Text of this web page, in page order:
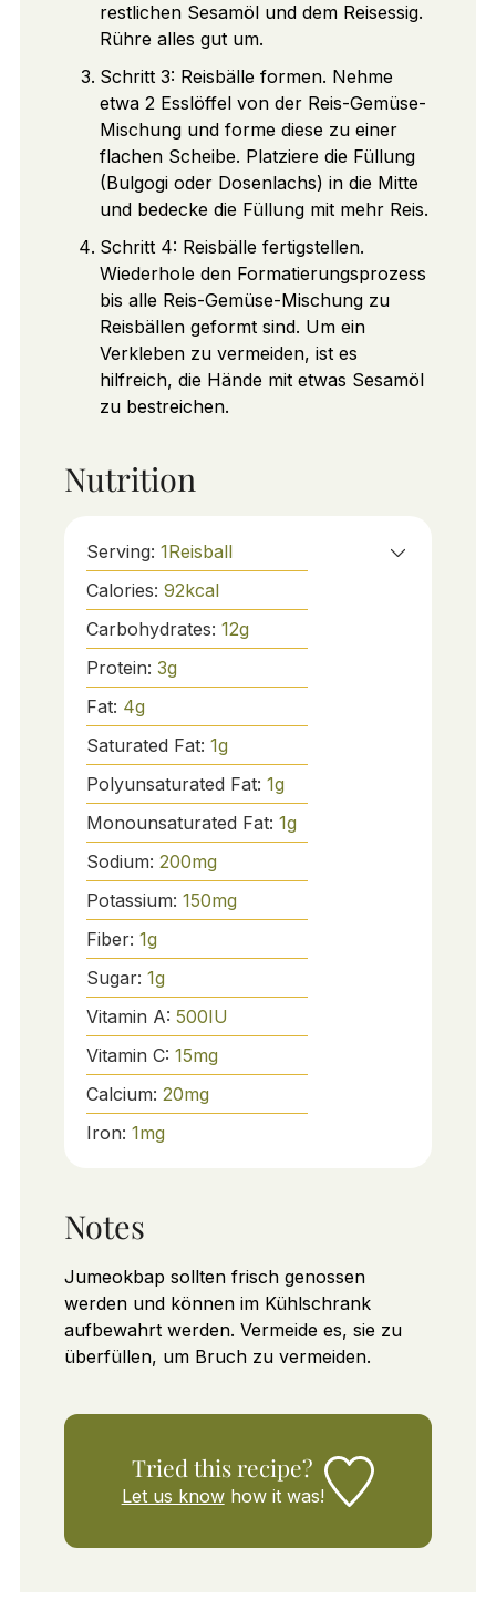
restlichen Sesamöl und dem Reisessig.
Rühre alles gut um.
Schritt 3: Reisbälle formen. Nehme
etwa 2 Esslöffel von der Reis-Gemüse-
Mischung und forme diese zu einer
flachen Scheibe. Platziere die Füllung
(Bulgogi oder Dosenlachs) in die Mitte
und bedecke die Füllung mit mehr Reis.
Schritt 4: Reisbälle fertigstellen.
Wiederhole den Formatierungsprozess
bis alle Reis-Gemüse-Mischung zu
Reisbällen geformt sind. Um ein
Verkleben zu vermeiden, ist es
hilfreich, die Hände mit etwas Sesamöl
zu bestreichen.
Nutrition
Serving: 1Reisball
Calories: 92kcal
Carbohydrates: 12g
Protein: 3g
Fat: 4g
Saturated Fat: 1g
Polyunsaturated Fat: 1g
Monounsaturated Fat: 1g
Sodium: 200mg
Potassium: 150mg
Fiber: 1g
Sugar: 1g
Vitamin A: 500IU
Vitamin C: 15mg
Calcium: 20mg
Iron: 1mg
Notes
Jumeokbap sollten frisch genossen
werden und können im Kühlschrank
aufbewahrt werden. Vermeide es, sie zu
überfüllen, um Bruch zu vermeiden.
Tried this recipe?
Let us knowhow it was!